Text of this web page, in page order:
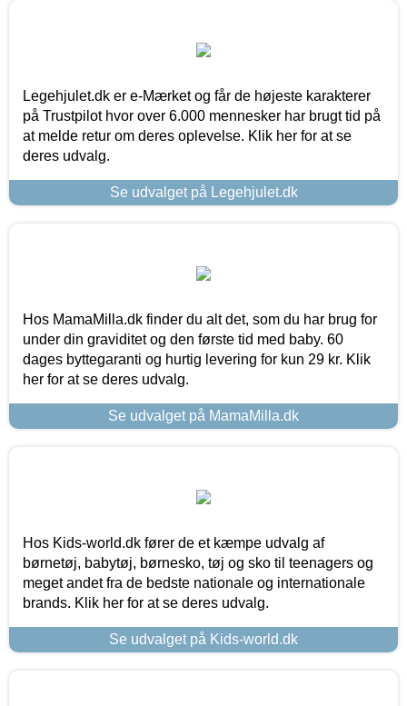
Legehjulet.dk er e-Mærket og får de højeste karakterer
på Trustpilot hvor over 6.000 mennesker har brugt tid på
at melde retur om deres oplevelse. Klik her for at se
deres udvalg.
Se udvalget på Legehjulet.dk
Hos MamaMilla.dk finder du alt det, som du har brug for
under din graviditet og den første tid med baby. 60
dages byttegaranti og hurtig levering for kun 29 kr. Klik
her for at se deres udvalg.
Se udvalget på MamaMilla.dk
Hos Kids-world.dk fører de et kæmpe udvalg af
børnetøj, babytøj, børnesko, tøj og sko til teenagers og
meget andet fra de bedste nationale og internationale
brands. Klik her for at se deres udvalg.
Se udvalget på Kids-world.dk